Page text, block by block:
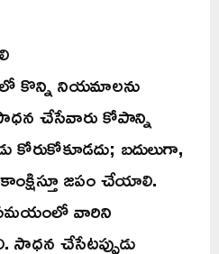
కొన్ని నియమాలను
చేసేవారు కోపాన్ని
కోరుకోకూడదు; బదులుగా,
జపం చేయాలి.
వారిని
చేసేటప్పుడు